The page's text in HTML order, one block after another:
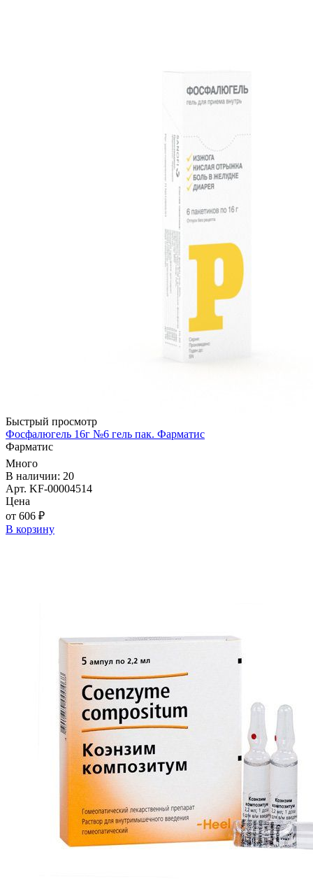
Быстрый просмотр
Фосфалюгель 16г №6 гель пак. Фарматис
Фарматис
Много
В наличии: 20
Арт. KF-00004514
Цена
от 606 ₽
В корзину